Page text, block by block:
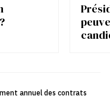
annuel des contrats